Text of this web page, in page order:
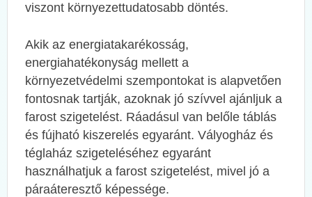
viszont környezettudatosabb döntés.
Akik az energiatakarékosság,
energiahatékonyság mellett a
környezetvédelmi szempontokat is alapvetően
fontosnak tartják, azoknak jó szívvel ajánljuk a
farost szigetelést. Ráadásul van belőle táblás
és fújható kiszerelés egyaránt. Vályogház és
téglaház szigeteléséhez egyaránt
használhatjuk a farost szigetelést, mivel jó a
páraáteresztő képessége.